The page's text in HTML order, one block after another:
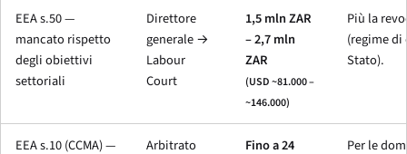
EEA s.50 —
mancato rispetto
degli obiettivi
settoriali
Direttore
generale →
Labour
Court
1,5 mln ZAR
– 2,7 mln
ZAR
(USD ~81.000 –
~146.000)
Più la
(regime
Stato).
EEA s.10 (CCMA) — Arbitrato Fino a 24 Per le